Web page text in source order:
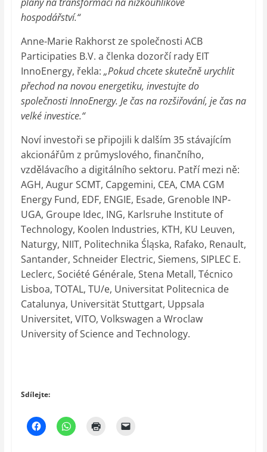
hospodářství.“
Anne-Marie Rakhorst ze společnosti ACB
Participaties B.V. a členka dozorčí rady EIT
InnoEnergy, řekla: „Pokud chcete skutečně urychlit
přechod na novou energetiku, investujte do
společnosti InnoEnergy. Je čas na rozšiřování, je čas na
velké investice.“
Noví investoři se připojili k dalším 35 stávajícím
akcionářům z průmyslového, finančního,
vzdělávacího a digitálního sektoru. Patří mezi ně:
AGH, Augur SCMT, Capgemini, CEA, CMA CGM
Energy Fund, EDF, ENGIE, Esade, Grenoble INP-
UGA, Groupe Idec, ING, Karlsruhe Institute of
Technology, Koolen Industries, KTH, KU Leuven,
Naturgy, NIIT, Politechnika Śląska, Rafako, Renault,
Santander, Schneider Electric, Siemens, SIPLEC E.
Leclerc, Société Générale, Stena Metall, Técnico
Lisboa, TOTAL, TU/e, Universitat Politecnica de
Catalunya, Universität Stuttgart, Uppsala
Universitet, VITO, Volkswagen a Wroclaw
University of Science and Technology.
Sdílejte: